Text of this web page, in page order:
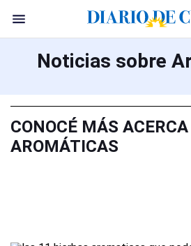
Noticias sobre
CONOCÉ MÁS
AROMÁTICAS